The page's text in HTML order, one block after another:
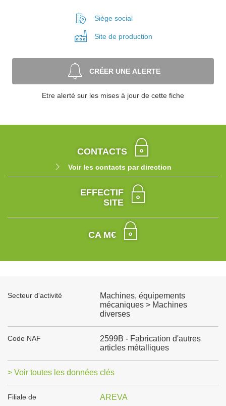
Siège social
Site de production
CRÉER UNE ALERTE
Etre alerté sur les mises à jour de cette fiche
CONTACTS
Voir les contacts par direction
EFFECTIF
SITE
CA M€
Secteur d'activité
Machines, équipements
mécaniques > Machines
diverses
Code NAF
2599B - Fabrication d'autres
articles métalliques
> Voir toutes les données clés
Filiale de AREVA